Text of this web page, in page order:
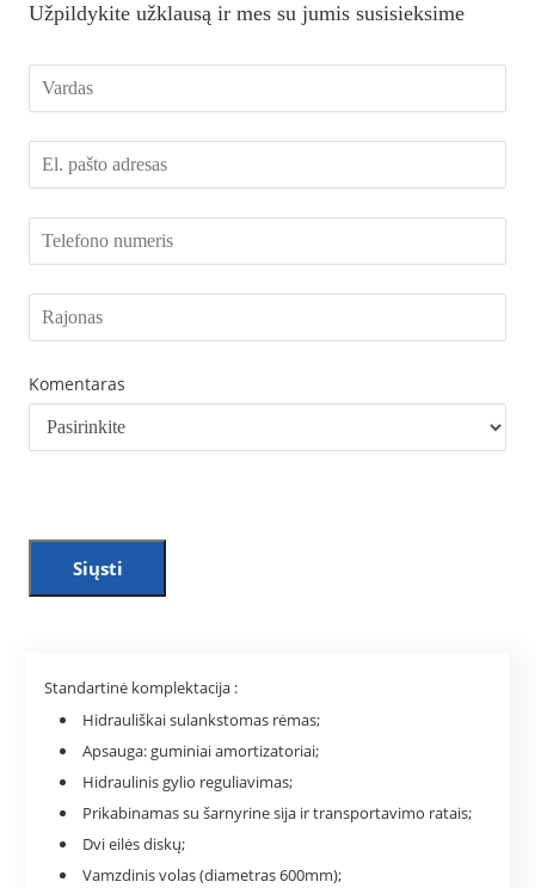
Užpildykite užklausą ir mes su jumis susisieksime
Komentaras
Siųsti
Standartinė komplektacija :
Hidrauliškai sulankstomas rėmas;
Apsauga: guminiai amortizatoriai;
Hidraulinis gylio reguliavimas;
Prikabinamas su šarnyrine sija ir transportavimo ratais;
Dvi eilės diskų;
Vamzdinis volas (diametras 600mm);